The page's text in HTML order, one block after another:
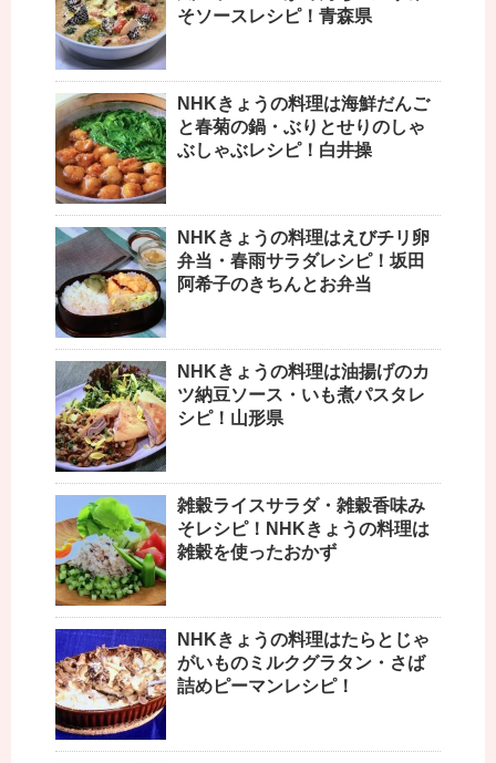
そソースレシピ！青森県
NHKきょうの料理は海鮮だんご
と春菊の鍋・ぶりとせりのしゃ
ぶしゃぶレシピ！白井操
NHKきょうの料理はえびチリ卵
弁当・春雨サラダレシピ！坂田
阿希子のきちんとお弁当
NHKきょうの料理は油揚げのカ
ツ納豆ソース・いも煮パスタレ
シピ！山形県
雑穀ライスサラダ・雑穀香味み
そレシピ！NHKきょうの料理は
雑穀を使ったおかず
NHKきょうの料理はたらとじゃ
がいものミルクグラタン・さば
詰めピーマンレシピ！